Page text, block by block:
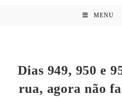
MENU
Dias 949, 950 e
rua, agora não